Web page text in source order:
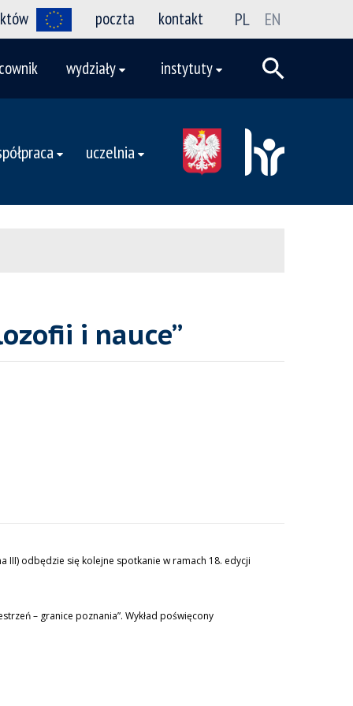
poczta kontakt PL EN
wydziały instytuty
uczelnia
i nauce”
III) odbędzie się kolejne spotkanie w ramach 18. edycji
– granice poznania”. Wykład poświęcony